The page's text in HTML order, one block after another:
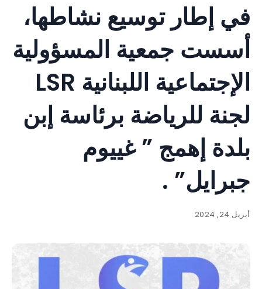
في إطار توسيع نشاطها،
أسست جمعية المسؤولية
الإجتماعية اللبنانية LSR
لجنة للرياضة برئاسة إبن
بلدة إهمج ” غييوم
جبرايل” .
أبريل 24, 2024